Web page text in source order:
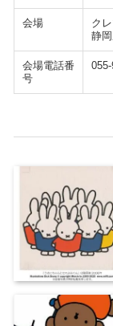
会場
ク
静
会場電話番
号